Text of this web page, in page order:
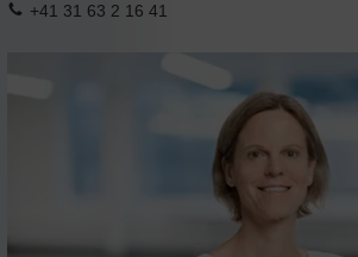
+41 31 63 2 16 41